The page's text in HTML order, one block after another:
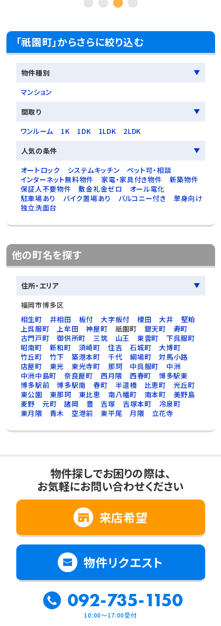
「祇園町」からさらに絞り込む
物件種別
マンション
間取り
ワンルーム
1K 1DK 1LDK
2LDK
人気の条件
オートロック
システムキッチン
ペット可・相談
インターネット無料物件
家電・家具付き物件
新築物件
保証人不要物件
敷金礼金ゼロ
オール電化
駐車場あり
バイク置場あり バルコニー付き
単身向け
独立洗面台
他の町名を探す
住所・エリア
福岡市博多区
相生町
井相田 板付 大字板付 榎田 大井
堅粕
上呉服町
上牟田 神屋町 祇園町 銀天町
寿町
古門戸町
御供所町 三筑 山王 東雲町
下呉服町
昭南町
新和町 須崎町 住吉 石城町
大博町
竹丘町
竹下 築港本町 千代 綱場町
対馬小路
店屋町
東光 東光寺町 那珂 中呉服町
中洲
中洲中島町
奈良屋町 西月隈 西春町
博多駅東
博多駅前
博多駅南 春町 半道橋 比恵町
光丘町
東公園
東那珂 東比恵 南八幡町 南本町
美野島
麦野
元町 諸岡 豊 吉塚 吉塚本町
冷泉町
東月隈
青木 空港前 東平尾 月隈 立花寺
物件探しでお困りの際は、
お気軽にお問い合わせください
来店希望
物件リクエスト
092-735-1150
10:00～17:00受付